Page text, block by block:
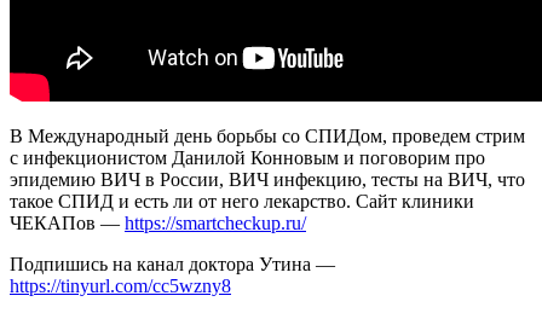
В Международный день борьбы со СПИДом, проведем стрим
с инфекционистом Данилой Конновым и поговорим про
эпидемию ВИЧ в России, ВИЧ инфекцию, тесты на ВИЧ, что
такое СПИД и есть ли от него лекарство. Сайт клиники
ЧЕКАПов — https://smartcheckup.ru/
Подпишись на канал доктора Утина —
https://tinyurl.com/cc5wzny8